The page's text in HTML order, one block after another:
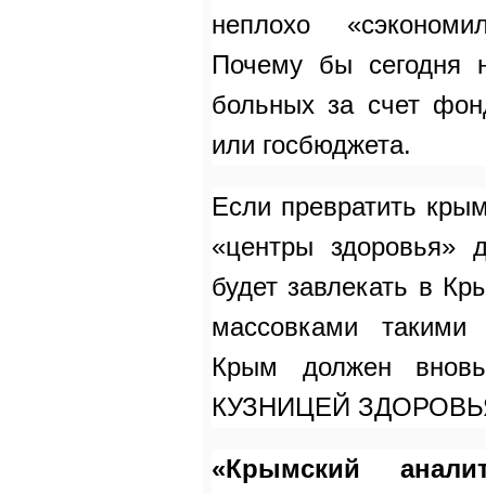
неплохо
Почему бы сегодня
больных за счет
или госбюджета.
Если превратить
«центры
будет завлекать в
массовками
Крым должен
КУЗНИЦЕЙ
«Крымский